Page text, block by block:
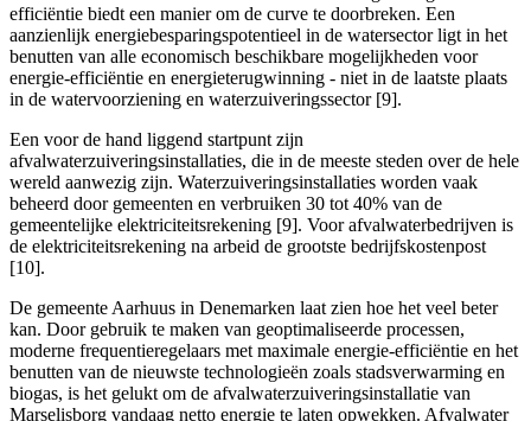
efficiëntie biedt een manier om de curve te doorbreken. Een
aanzienlijk energiebesparingspotentieel in de watersector ligt in het
benutten van alle economisch beschikbare mogelijkheden voor
energie-efficiëntie en energieterugwinning - niet in de laatste plaats
in de watervoorziening en waterzuiveringssector [9].
Een voor de hand liggend startpunt zijn
afvalwaterzuiveringsinstallaties, die in de meeste steden over de hele
wereld aanwezig zijn. Waterzuiveringsinstallaties worden vaak
beheerd door gemeenten en verbruiken 30 tot 40% van de
gemeentelijke elektriciteitsrekening [9]. Voor afvalwaterbedrijven is
de elektriciteitsrekening na arbeid de grootste bedrijfskostenpost
[10].
De gemeente Aarhuus in Denemarken laat zien hoe het veel beter
kan. Door gebruik te maken van geoptimaliseerde processen,
moderne frequentieregelaars met maximale energie-efficiëntie en het
benutten van de nieuwste technologieën zoals stadsverwarming en
biogas, is het gelukt om de afvalwaterzuiveringsinstallatie van
Marselisborg vandaag netto energie te laten opwekken. Afvalwater